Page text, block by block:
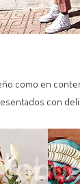
como en
con